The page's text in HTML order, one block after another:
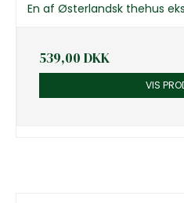
En af Østerlandsk thehus
539,00 DKK
VIS